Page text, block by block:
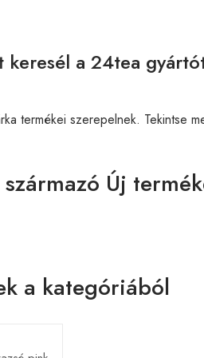
a 24tea
termékei szerepelnek. Tekintse
Új
a kategóriából